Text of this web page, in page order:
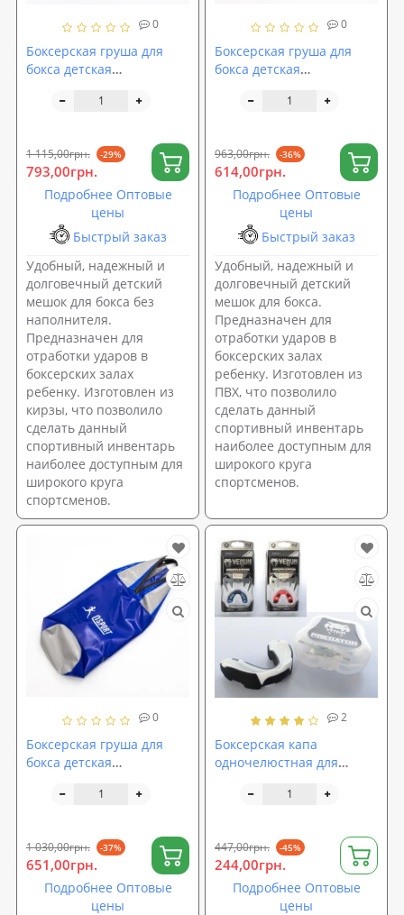
0
Боксерская груша для
бокса детская
OSPORT Pro 95см без
1 115,00грн. -29%
793,00грн.
Подробнее Оптовые
цены
Быстрый заказ
Удобный, надежный и
долговечный детский
мешок для бокса без
наполнителя.
Предназначен для
отработки ударов в
боксерских залах
ребенку. Изготовлен из
кирзы, что позволило
сделать данный
спортивный инвентарь
наиболее доступным для
широкого круга
спортсменов.
0
Боксерская груша для
бокса детская
OSPORT Lite 75см без
963,00грн. -36%
614,00грн.
Подробнее Оптовые
цены
Быстрый заказ
Удобный, надежный и
долговечный детский
мешок для бокса.
Предназначен для
отработки ударов в
боксерских залах
ребенку. Изготовлен из
ПВХ, что позволило
сделать данный
спортивный инвентарь
наиболее доступным для
широкого круга
спортсменов.
0
Боксерская груша для
бокса детская
OSPORT Lite 95см без
1 030,00грн. -37%
651,00грн.
Подробнее Оптовые
цены
2
Боксерская капа
одночелюстная для
447,00грн. -45%
244,00грн.
Подробнее Оптовые
цены